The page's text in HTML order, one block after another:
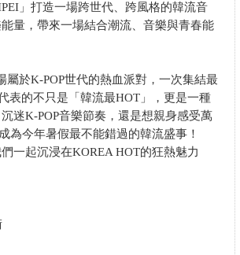
」打造一場跨世代、跨風格的韓流音
量，帶來一場結合潮流、音樂與青春能
屬於K-POP世代的熱血派對，一次集結最
表的不只是「韓流最HOT」，更是一種
迷K-POP音樂節奏，還是想親身感受萬
為今年暑假最不能錯過的韓流盛事！
一起沉浸在KOREA HOT的狂熱魅力